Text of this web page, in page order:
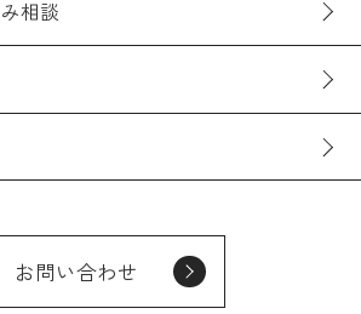
相談
お問い合わせ